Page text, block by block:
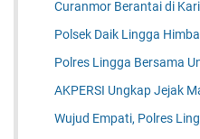
Curanmor Berantai di
Polsek Daik Lingga
Polres Lingga Bersama
AKPERSI Ungkap Jejak
Wujud Empati, Polres